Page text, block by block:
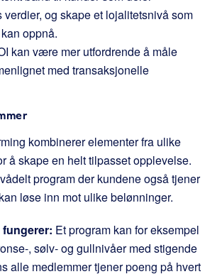
verdier, og skape et lojalitetsnivå som
oppnå.
kan være mer utfordrende å måle
med transaksjonelle
kombinerer elementer fra ulike
å skape en helt tilpasset opplevelse.
program der kundene også tjener
løse inn mot ulike belønninger.
Et program kan for eksempel
, sølv- og gullnivåer med stigende
alle medlemmer tjener poeng på hvert